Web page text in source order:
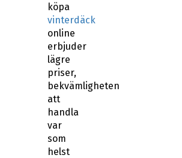
köpa
vinterdäck
online
erbjuder
lägre
priser,
bekvämligheten
att
handla
var
som
helst